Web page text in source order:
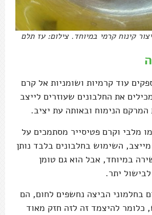
קינוח קרמי במיוחד. צילום: עז תלם
עוד קרמיות ושומניות אל קרם
את החלבונים שעוזרים לייצב
המרקם הנימוח ובאותה עת יציב.
מלבי וקרם פטיסייר מסתמכים על
השימוש בחלבונים בלבד נותן
במיוחד, אבל הוא גם טומן
יתר.
בחלמוני הביצה נחשפים לחום, הם
כלומר להיצמד זה לזה חזק מאוד